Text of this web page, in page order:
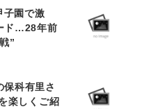
子園で激
ド…28年前
”
保科有里さ
楽しくご紹